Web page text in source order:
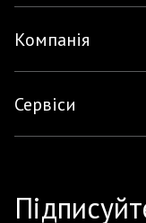
Компанія
Сервіси